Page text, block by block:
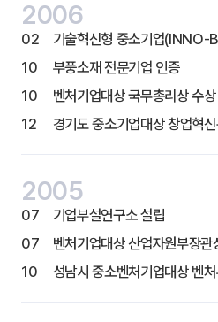
2006
02
기술혁신형 중소기업(INNO-
10
부풍소재 전문기업 인증
10
벤처기업대상 국무총리상 수상
12
경기도 중소기업대상 창업혁
2005
07
기업부설연구소 설립
07
벤처기업대상 산업자원부장관
10
성남시 중소벤처기업대상 벤